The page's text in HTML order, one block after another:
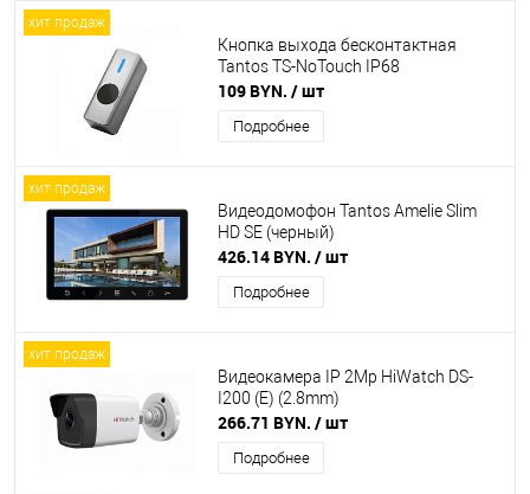
хит продаж
Кнопка выхода бесконтактная
Tantos TS-NoTouch IP68
109 BYN. / шт
Подробнее
хит продаж
Видеодомофон Tantos Amelie Slim
HD SE (черный)
426.14 BYN. / шт
Подробнее
хит продаж
Видеокамера IP 2Mp HiWatch DS-
I200 (E) (2.8mm)
266.71 BYN. / шт
Подробнее